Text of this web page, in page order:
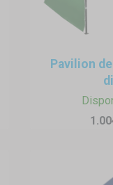
și ancorare
pavilion pentru
Fără vreun
pentru familie
Pavilion